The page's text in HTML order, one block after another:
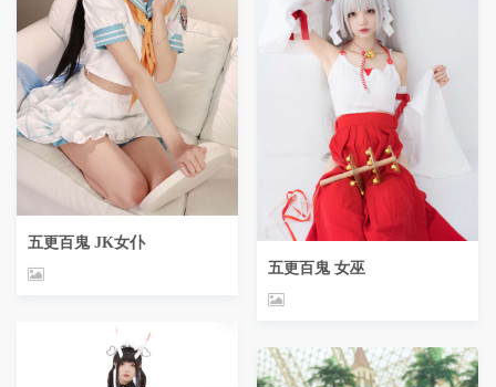
五更百鬼 JK女仆
五更百鬼 女巫